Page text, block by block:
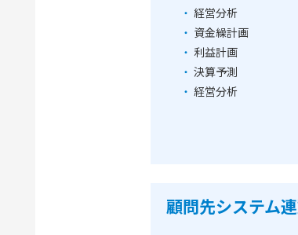
経営分析
資金繰計画
利益計画
決算予測
経営分析
顧問先システム